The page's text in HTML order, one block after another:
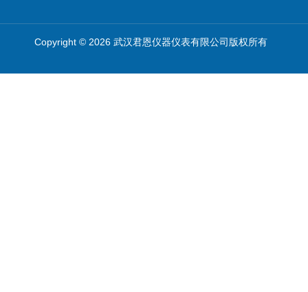
Copyright © 2026 武汉君恩仪器仪表有限公司版权所有